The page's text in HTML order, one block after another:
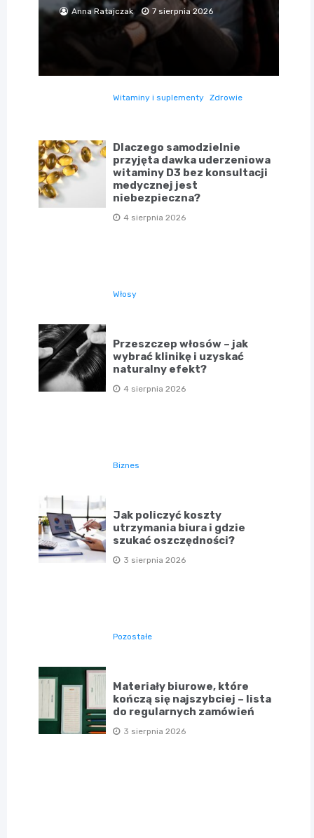
Anna Ratajczak 7 sierpnia 2026
Witaminy i suplementy Zdrowie
Dlaczego samodzielnie
przyjęta dawka uderzeniowa
witaminy D3 bez konsultacji
medycznej jest
niebezpieczna?
4 sierpnia 2026
Włosy
Przeszczep włosów – jak
wybrać klinikę i uzyskać
naturalny efekt?
4 sierpnia 2026
Biznes
Jak policzyć koszty
utrzymania biura i gdzie
szukać oszczędności?
3 sierpnia 2026
Pozostałe
Materiały biurowe, które
kończą się najszybciej – lista
do regularnych zamówień
3 sierpnia 2026